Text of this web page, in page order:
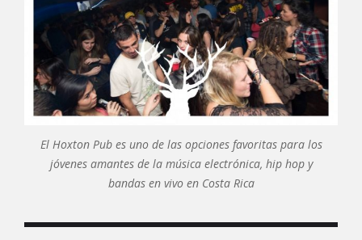
El Hoxton Pub es uno de las opciones favoritas para los
jóvenes amantes de la música electrónica, hip hop y
bandas en vivo en Costa Rica